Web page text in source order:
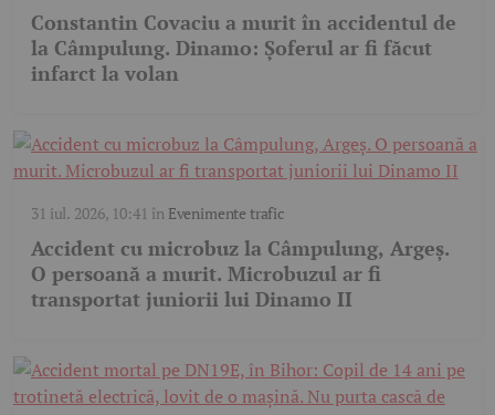
Constantin Covaciu a murit în accidentul de
la Câmpulung. Dinamo: Șoferul ar fi făcut
infarct la volan
31 iul. 2026, 10:41 în Evenimente trafic
Accident cu microbuz la Câmpulung, Argeș.
O persoană a murit. Microbuzul ar fi
transportat juniorii lui Dinamo II